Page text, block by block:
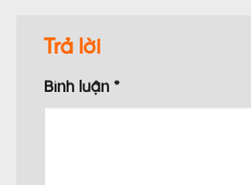
Trả lời
Bình luận *